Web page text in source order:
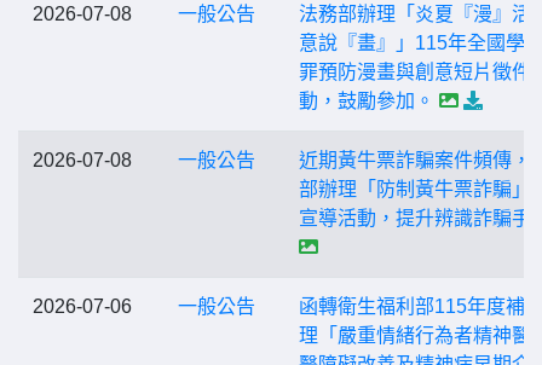
2026-07-08 一般公告
法務部辦理「炎夏『漫』活
意說『畫』」115年全國學
罪預防漫畫與創意短片徵件
動，鼓勵參加。
2026-07-08 一般公告
近期黃牛票詐騙案件頻傳，
部辦理「防制黃牛票詐騙」
宣導活動，提升辨識詐騙手
2026-07-06 一般公告
函轉衛生福利部115年度補
理「嚴重情緒行為者精神醫